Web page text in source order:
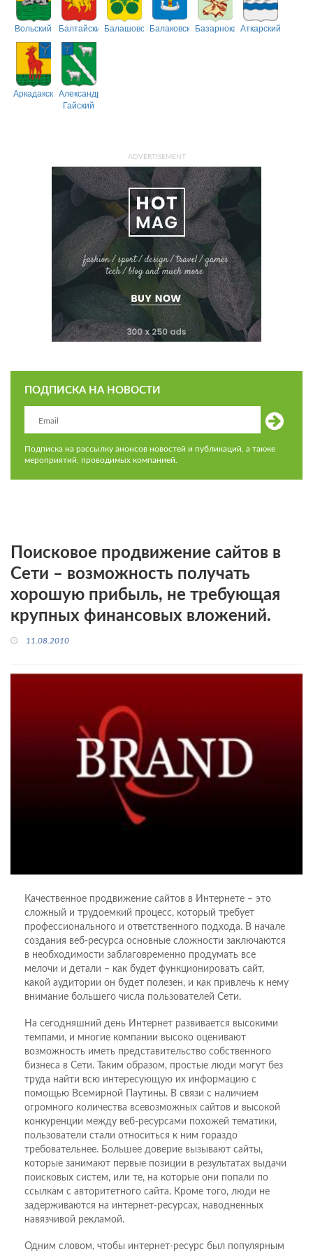
Вольский БалтайскийБалашовскийБалаковскийБазарнокарабулакский
Аткарский
АркадакскийАлександрово-
Гайский
ADVERTISEMENT
ПОДПИСКА НА НОВОСТИ
Подписка на рассылку анонсов новостей и публикаций, а также
мероприятий, проводимых компанией.
Поисковое продвижение сайтов в
Сети – возможность получать
хорошую прибыль, не требующая
крупных финансовых вложений.
11.08.2010
Качественное продвижение сайтов в Интернете – это
сложный и трудоемкий процесс, который требует
профессионального и ответственного подхода. В начале
создания веб-ресурса основные сложности заключаются
в необходимости заблаговременно продумать все
мелочи и детали – как будет функционировать сайт,
какой аудитории он будет полезен, и как привлечь к нему
внимание большего числа пользователей Сети.
На сегодняшний день Интернет развивается высокими
темпами, и многие компании высоко оценивают
возможность иметь представительство собственного
бизнеса в Сети. Таким образом, простые люди могут без
труда найти всю интересующую их информацию с
помощью Всемирной Паутины. В связи с наличием
огромного количества всевозможных сайтов и высокой
конкуренции между веб-ресурсами похожей тематики,
пользователи стали относиться к ним гораздо
требовательнее. Большее доверие вызывают сайты,
которые занимают первые позиции в результатах выдачи
поисковых систем, или те, на которые они попали по
ссылкам с авторитетного сайта. Кроме того, люди не
задерживаются на интернет-ресурсах, наводненных
навязчивой рекламой.
Одним словом, чтобы интернет-ресурс был популярным